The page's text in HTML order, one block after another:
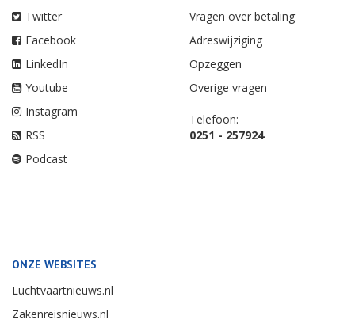
Twitter
Facebook
LinkedIn
Youtube
Instagram
RSS
Podcast
Vragen over betaling
Adreswijziging
Opzeggen
Overige vragen
Telefoon:
0251 - 257924
ONZE WEBSITES
Luchtvaartnieuws.nl
Zakenreisnieuws.nl